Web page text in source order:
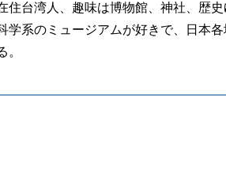
住台湾人、趣味は博物館、神社、歴
学系のミュージアムが好きで、日本
。